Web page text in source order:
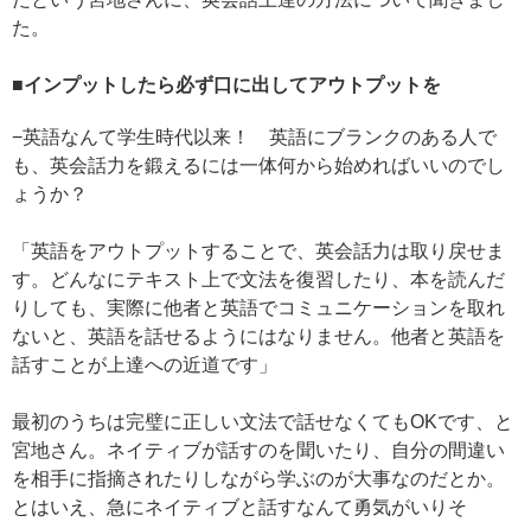
た。
■インプットしたら必ず口に出してアウトプットを
−英語なんて学生時代以来！ 英語にブランクのある人で
も、英会話力を鍛えるには一体何から始めればいいのでし
ょうか？
「英語をアウトプットすることで、英会話力は取り戻せま
す。どんなにテキスト上で文法を復習したり、本を読んだ
りしても、実際に他者と英語でコミュニケーションを取れ
ないと、英語を話せるようにはなりません。他者と英語を
話すことが上達への近道です」
最初のうちは完璧に正しい文法で話せなくてもOKです、と
宮地さん。ネイティブが話すのを聞いたり、自分の間違い
を相手に指摘されたりしながら学ぶのが大事なのだとか。
とはいえ、急にネイティブと話すなんて勇気がいりそ